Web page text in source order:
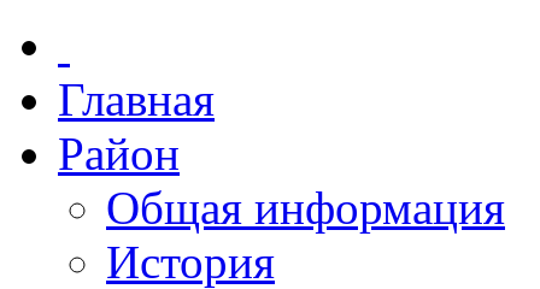
Главная
Район
Общая информация
История